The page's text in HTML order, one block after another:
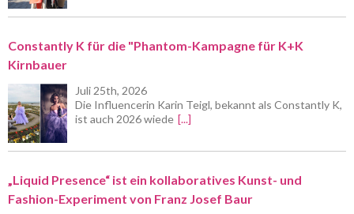
Constantly K für die "Phantom-Kampagne für K+K
Kirnbauer
Juli 25th, 2026
Die Influencerin Karin Teigl, bekannt als Constantly K,
ist auch 2026 wiede [...]
„Liquid Presence“ ist ein kollaboratives Kunst- und
Fashion-Experiment von Franz Josef Baur